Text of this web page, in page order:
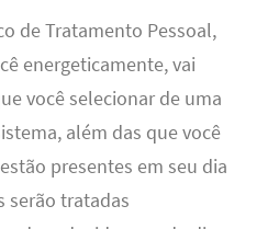
de Tratamento Pessoal,
energeticamente, vai
você selecionar de uma
além das que você
presentes em seu dia
serão tratadas